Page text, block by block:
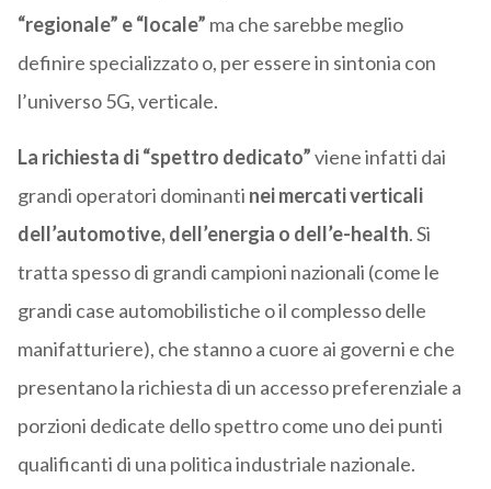
“regionale” e “locale” ma che sarebbe meglio
definire specializzato o, per essere in sintonia con
l’universo 5G, verticale.
La richiesta di “spettro dedicato”viene infatti dai
grandi operatori dominanti nei mercati verticali
dell’automotive, dell’energia o dell’e-health. Si
tratta spesso di grandi campioni nazionali (come le
grandi case automobilistiche o il complesso delle
manifatturiere), che stanno a cuore ai governi e che
presentano la richiesta di un accesso preferenziale a
porzioni dedicate dello spettro come uno dei punti
qualificanti di una politica industriale nazionale.